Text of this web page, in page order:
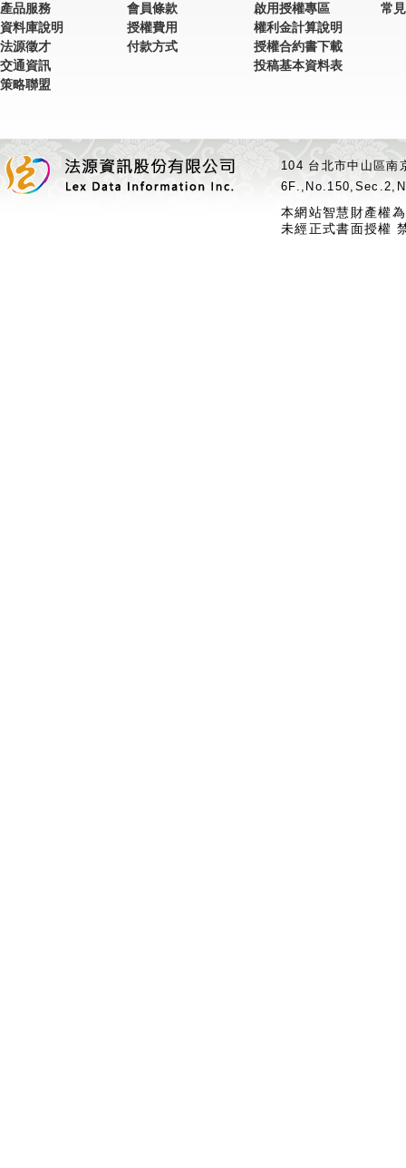
產品服務
資料庫說明
法源徵才
交通資訊
策略聯盟
會員條款
授權費用
付款方式
啟用授權專區
權利金計算說明
授權合約書下載
投稿基本資料表
常
104 台北市中山區
本網站智慧財產權
未經正式書面授權